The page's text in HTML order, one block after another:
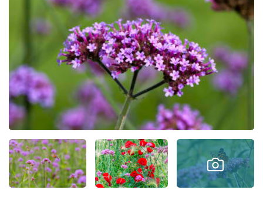
Design
Sledujte prima+
Přihlášení
Sledujte nás